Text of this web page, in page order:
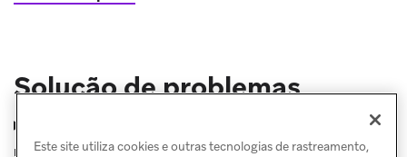
Solução de problemas
mensagens do Canvas?
Este site utiliza cookies e outras tecnologias de rastreamento,